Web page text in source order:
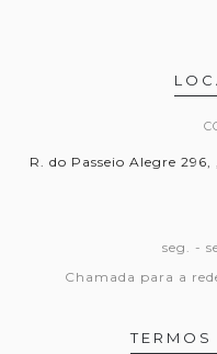
R. do Passeio Alegre
seg. -
Chamada para a